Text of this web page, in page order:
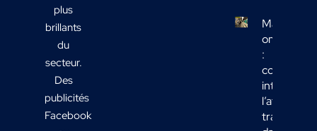
plus
brillants
du
secteur.
Des
publicités
Facebook
Marketing
omnicanal
:
comment
intégrer
l’affichage
transport